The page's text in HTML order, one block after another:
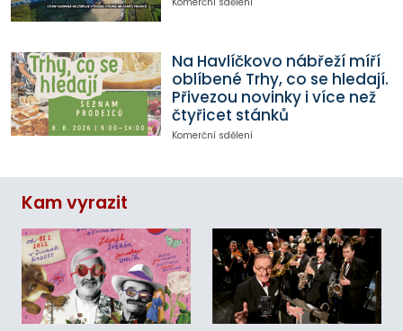
Na Havlíčkovo nábřeží míří
oblíbené Trhy, co se hledají.
Přivezou novinky i více než
čtyřicet stánků
Komerční sdělení
Kam vyrazit